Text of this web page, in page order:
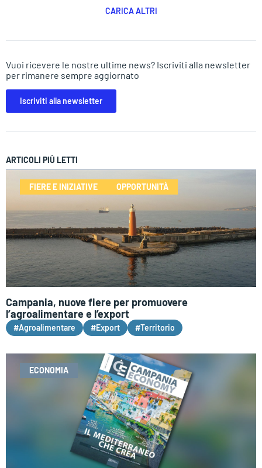
CARICA ALTRI
Vuoi ricevere le nostre ultime news? Iscriviti alla newsletter
per rimanere sempre aggiornato
Iscriviti alla newsletter
ARTICOLI PIÙ LETTI
FIERE E INIZIATIVE OPPORTUNITÀ
Campania, nuove fiere per promuovere
l’agroalimentare e l’export
#Agroalimentare #Export #Territorio
ECONOMIA